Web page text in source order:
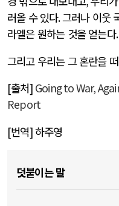
러올 수 있다.그러나 이웃
라엘은 원하는 것을 얻는다.
그리고 우리는 그 혼란을
[출처] Going to War,
Report
[번역] 하주영
덧붙이는 말